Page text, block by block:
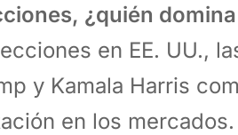
¿quién
en EE. UU.,
y Kamala Harris
en los